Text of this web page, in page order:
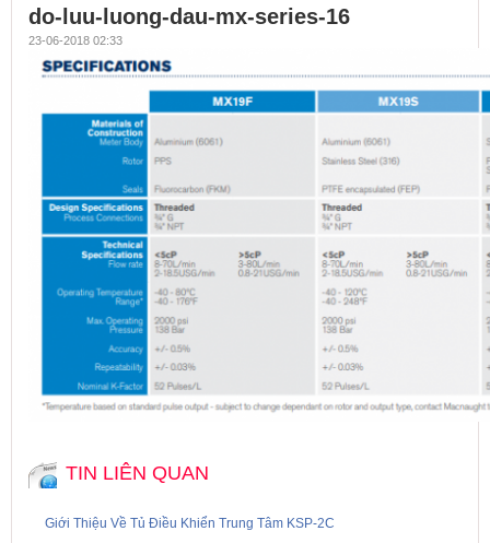
do-luu-luong-dau-mx-series-16
23-06-2018 02:33
TIN LIÊN QUAN
Giới Thiệu Về Tủ Điều Khiển Trung Tâm KSP-2C